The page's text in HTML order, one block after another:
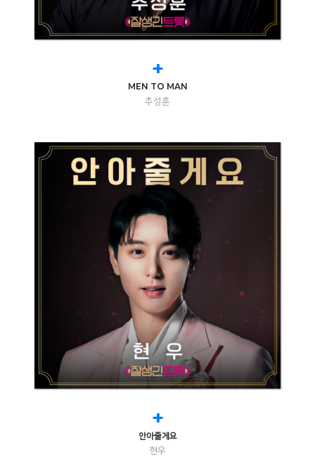
+
MEN TO MAN
추성훈
+
안아줄게요
현우